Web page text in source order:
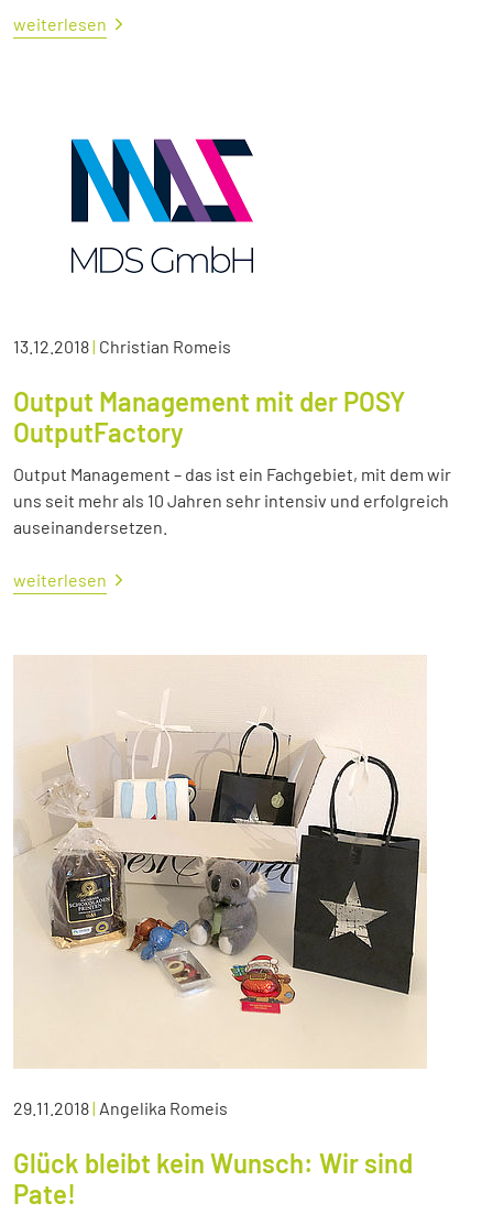
weiterlesen
13.12.2018| Christian Romeis
Output Management mit der POSY
OutputFactory
Output Management – das ist ein Fachgebiet, mit dem wir
uns seit mehr als 10 Jahren sehr intensiv und erfolgreich
auseinandersetzen.
weiterlesen
29.11.2018| Angelika Romeis
Glück bleibt kein Wunsch: Wir sind
Pate!